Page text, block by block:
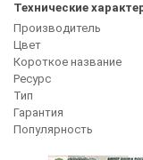
Технические
Производитель
Цвет
Короткое название
Ресурс
Тип
Гарантия
Популярность